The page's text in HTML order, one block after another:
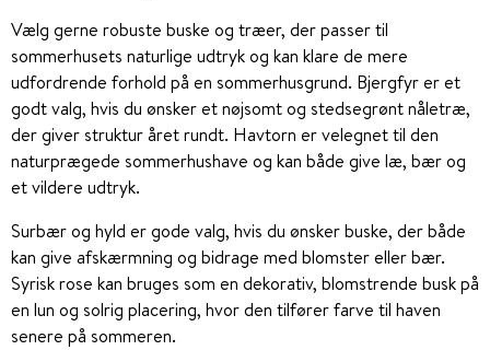
Vælg gerne robuste buske og træer, der passer til
sommerhusets naturlige udtryk og kan klare de mere
udfordrende forhold på en sommerhusgrund. Bjergfyr er et
godt valg, hvis du ønsker et nøjsomt og stedsegrønt nåletræ,
der giver struktur året rundt. Havtorn er velegnet til den
naturprægede sommerhushave og kan både give læ, bær og
et vildere udtryk.
Surbær og hyld er gode valg, hvis du ønsker buske, der både
kan give afskærmning og bidrage med blomster eller bær.
Syrisk rose kan bruges som en dekorativ, blomstrende busk på
en lun og solrig placering, hvor den tilfører farve til haven
senere på sommeren.